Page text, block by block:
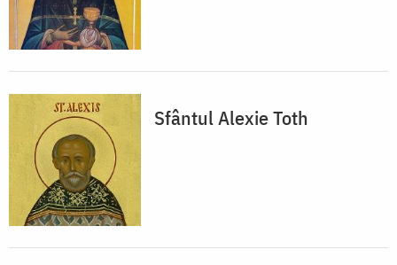
Sfântul Alexie Toth